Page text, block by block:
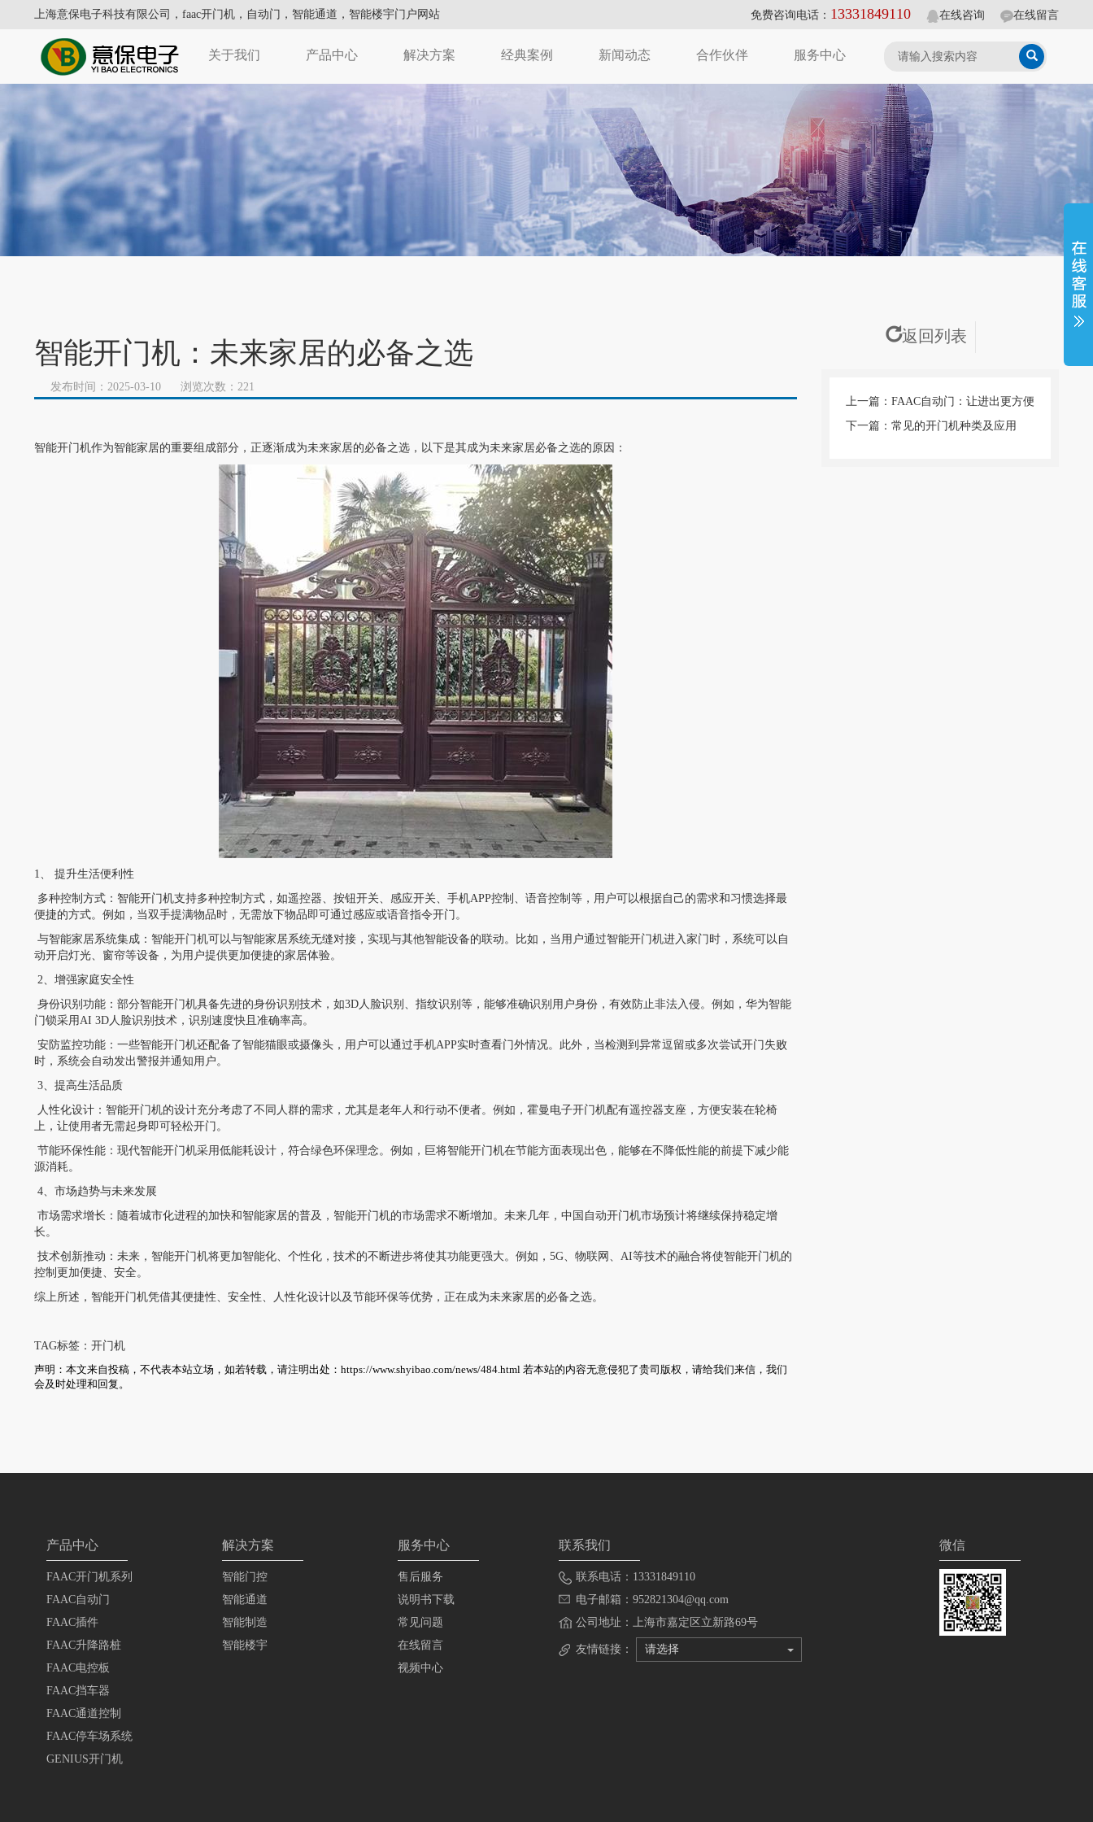
上海意保电子科技有限公司， faac开门机 ， 自动门 ，智能通道，智能楼宇门户网站 免费咨询电话： 13331849110 在线咨询 在线留言
关于我们 产品中心 解决方案 经典案例 新闻动态 合作伙伴 服务中心
智能开门机：未来家居的必备之选
发布时间：2025-03-10 浏览次数：221
智能开门机作为智能家居的重要组成部分，正逐渐成为未来家居的必备之选，以下是其成为未来家居必备之选的原因：
1、 提升生活便利性
多种控制方式：智能开门机支持多种控制方式，如遥控器、按钮开关、感应开关、手机APP控制、语音控制等，用户可以根据自己的需求和习惯选择最
便捷的方式。例如，当双手提满物品时，无需放下物品即可通过感应或语音指令开门。
与智能家居系统集成：智能开门机可以与智能家居系统无缝对接，实现与其他智能设备的联动。比如，当用户通过智能开门机进入家门时，系统可以自
动开启灯光、窗帘等设备，为用户提供更加便捷的家居体验。
2、增强家庭安全性
身份识别功能：部分智能开门机具备先进的身份识别技术，如3D人脸识别、指纹识别等，能够准确识别用户身份，有效防止非法入侵。例如，华为智能
门锁采用AI 3D人脸识别技术，识别速度快且准确率高。
安防监控功能：一些智能开门机还配备了智能猫眼或摄像头，用户可以通过手机APP实时查看门外情况。此外，当检测到异常逗留或多次尝试开门失败
时，系统会自动发出警报并通知用户。
3、提高生活品质
人性化设计：智能开门机的设计充分考虑了不同人群的需求，尤其是老年人和行动不便者。例如，霍曼电子开门机配有遥控器支座，方便安装在轮椅
上，让使用者无需起身即可轻松开门。
节能环保性能：现代智能开门机采用低能耗设计，符合绿色环保理念。例如，巨将智能开门机在节能方面表现出色，能够在不降低性能的前提下减少能
源消耗。
4、市场趋势与未来发展
市场需求增长：随着城市化进程的加快和智能家居的普及，智能开门机的市场需求不断增加。未来几年，中国自动开门机市场预计将继续保持稳定增
长。
技术创新推动：未来，智能开门机将更加智能化、个性化，技术的不断进步将使其功能更强大。例如，5G、物联网、AI等技术的融合将使智能开门机的
控制更加便捷、安全。
综上所述，智能开门机凭借其便捷性、安全性、人性化设计以及节能环保等优势，正在成为未来家居的必备之选。
TAG标签： 开门机
声明：本文来自投稿，不代表本站立场，如若转载，请注明出处： https://www.shyibao.com/news/484.html 若本站的内容无意侵犯了贵司版权，请给我们来信，我们
会及时处理和回复。
返回列表
上一篇：FAAC自动门：让进出更方便
下一篇：常见的开门机种类及应用
产品中心
FAAC开门机系列
FAAC自动门
FAAC插件
FAAC升降路桩
FAAC电控板
FAAC挡车器
FAAC通道控制
FAAC停车场系统
GENIUS开门机
解决方案
智能门控
智能通道
智能制造
智能楼宇
服务中心
售后服务
说明书下载
常见问题
在线留言
视频中心
联系我们
联系电话：13331849110
电子邮箱：952821304@qq.com
公司地址：上海市嘉定区立新路69号
友情链接： 请选择
微信